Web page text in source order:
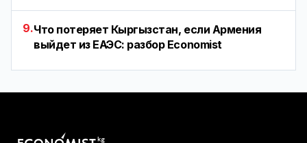
9.Что потеряет Кыргызстан, если Армения
выйдет из ЕАЭС: разбор Economist